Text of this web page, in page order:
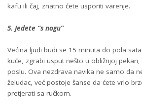
kafu ili čaj, znatno ćete usporiti varenje.
5. Jedete “s nogu”
Većina ljudi budi se 15 minuta do pola
kuće, zgrabi usput nešto u obližnjoj
poslu. Ova nezdrava navika ne samo da
želudac, već postoje šanse da ćete vrlo
pretjerati sa ručkom.